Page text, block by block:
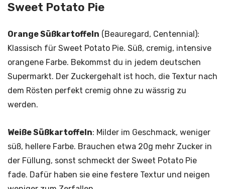
Sweet Potato Pie
Orange Süßkartoffeln (Beauregard, Centennial):
Klassisch für Sweet Potato Pie. Süß, cremig, intensive
orangene Farbe. Bekommst du in jedem deutschen
Supermarkt. Der Zuckergehalt ist hoch, die Textur nach
dem Rösten perfekt cremig ohne zu wässrig zu
werden.
Weiße Süßkartoffeln: Milder im Geschmack, weniger
süß, hellere Farbe. Brauchen etwa 20g mehr Zucker in
der Füllung, sonst schmeckt der Sweet Potato Pie
fade. Dafür haben sie eine festere Textur und neigen